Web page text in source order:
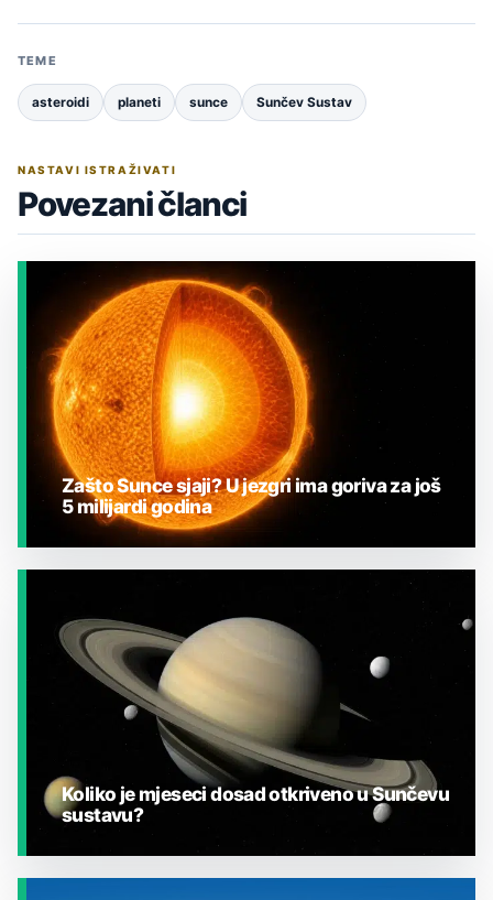
TEME
asteroidi planeti sunce Sunčev Sustav
NASTAVI ISTRAŽIVATI
Povezani članci
Zašto Sunce sjaji? U jezgri ima goriva za još
5 milijardi godina
Koliko je mjeseci dosad otkriveno u Sunčevu
sustavu?